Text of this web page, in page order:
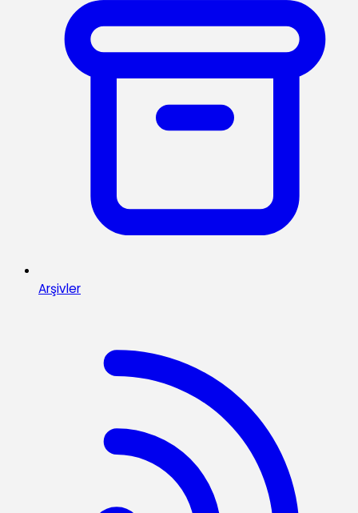
Arşivler